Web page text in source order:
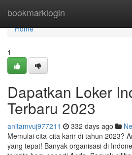
bookmarklogin
Home
Home
1
Dapatkan Loker
Terbaru 2023
anitamvuj977211 332 days ago
Memulai cita-cita karir di tahun 2023?
yang tepat! Banyak organisasi di